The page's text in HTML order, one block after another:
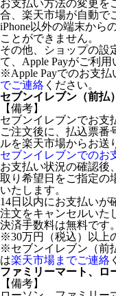
お支払い方法の変更を
合、楽天市場が自動で
iPhone以外の端末から
ことができません。
その他、ショップの設
て、Apple Payがご利
※Apple Payでのお支
でご連絡 ください。
セブンイレブン（前払）
【備考】
セブンイレブンでお支
ご注文後に、払込票番
ルを楽天市場からお送
セブンイレブンでのお
お支払い状況の確認後
取り希望日をご指定の
いたします。
14日以内にお支払いが
注文をキャンセルいた
決済手数料は無料です。
※30万円（税込）以上
※セブンイレブン（前
は楽天市場までご連絡
ファミリーマート、ロ
【備考】